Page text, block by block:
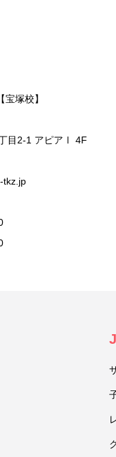
塚校】
目2-1 アピアⅠ 4F
tkz.jp